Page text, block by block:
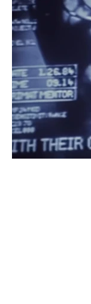
Innovation
Gaming
Enseignement